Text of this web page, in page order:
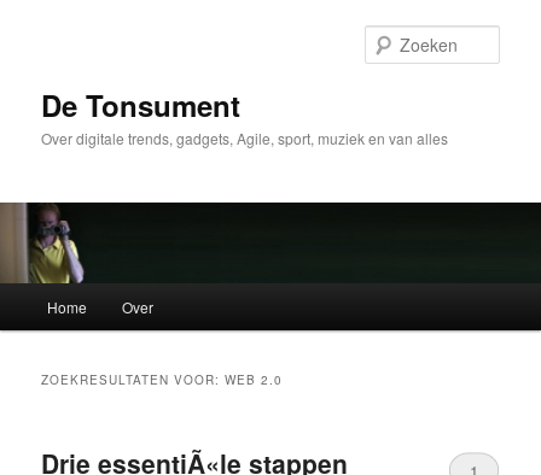
inhoud
inhoudDe Tonsument
Over digitale trends, gadgets, Agile, sport, muziek en van alles
Home Over
ZOEKRESULTATEN VOOR:WEB 2.0
Drie essentiÃ«le stappen